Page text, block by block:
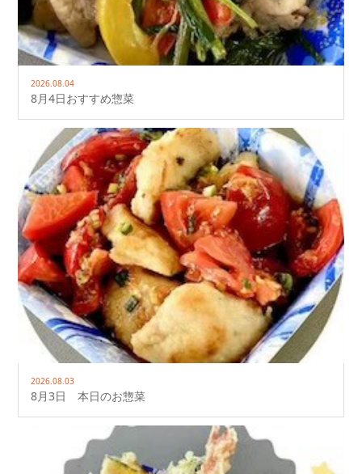
2026.08.04
8月4日おすすめ惣菜
2026.08.03
8月3日 本日のお惣菜